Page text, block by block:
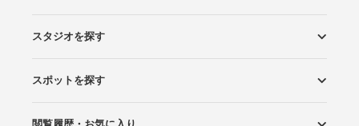
スタジオを探す
エリアから探す
こだわりから探す
NEW PHOTO STYLE
プランから探す
フォトタイプ診断
フォトグラファーから探す
国内リゾートから探す
スポットを探す